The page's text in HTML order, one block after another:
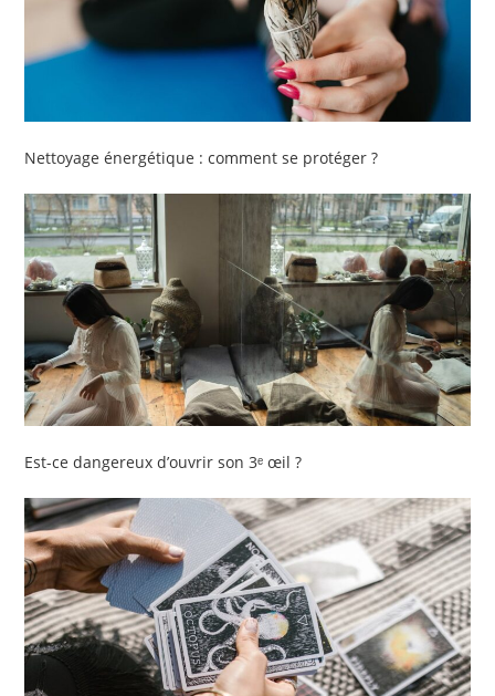
Nettoyage énergétique : comment se protéger ?
Est-ce dangereux d’ouvrir son 3ᵉ œil ?